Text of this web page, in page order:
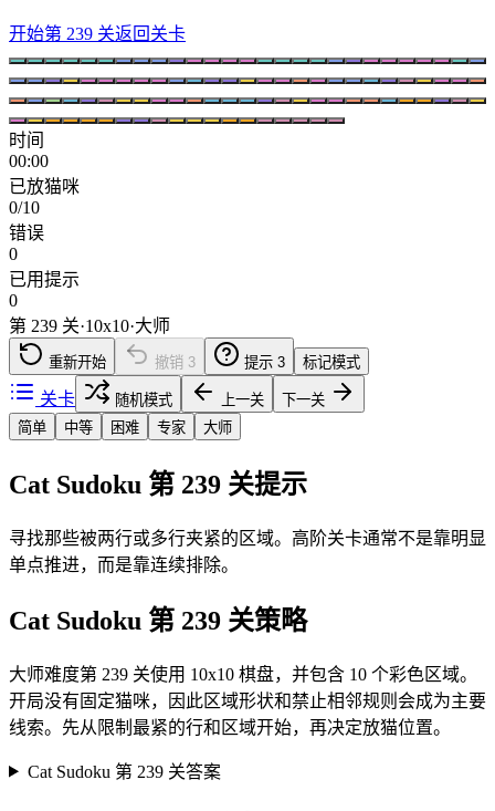
开始第 239 关返回关卡
时间
00:00
已放猫咪
0/10
错误
0
已用提示
0
第 239 关·10x10·大师
重新开始 撤销 3 提示 3 标记模式
关卡 随机模式 上一关
下一关
简单
中等 困难 专家 大师
Cat Sudoku 第 239 关提示
寻找那些被两行或多行夹紧的区域。高阶关卡通常不是靠明显
单点推进，而是靠连续排除。
Cat Sudoku 第 239 关策略
大师难度第 239 关使用 10x10 棋盘，并包含 10 个彩色区域。
开局没有固定猫咪，因此区域形状和禁止相邻规则会成为主要
线索。先从限制最紧的行和区域开始，再决定放猫位置。
Cat Sudoku 第 239 关答案